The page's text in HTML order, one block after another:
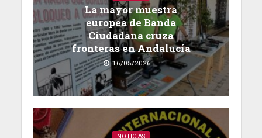
La mayor muestra
europea de Banda
Ciudadana cruza
fronteras en Andalucía
16/05/2026